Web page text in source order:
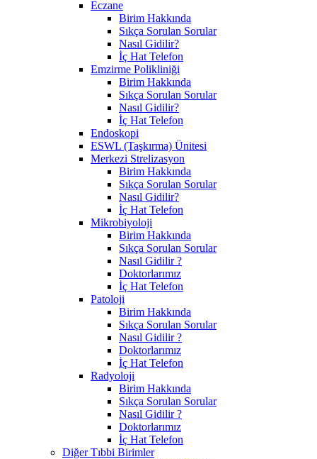
Eczane
Birim Hakkında
Sıkça Sorulan Sorular
Nasıl Gidilir?
İç Hat Telefon
Emzirme Polikliniği
Birim Hakkında
Sıkça Sorulan Sorular
Nasıl Gidilir?
İç Hat Telefon
Endoskopi
ESWL (Taşkırma) Ünitesi
Merkezi Strelizasyon
Birim Hakkında
Sıkça Sorulan Sorular
Nasıl Gidilir?
İç Hat Telefon
Mikrobiyoloji
Birim Hakkında
Sıkça Sorulan Sorular
Nasıl Gidilir ?
Doktorlarımız
İç Hat Telefon
Patoloji
Birim Hakkında
Sıkça Sorulan Sorular
Nasıl Gidilir ?
Doktorlarımız
İç Hat Telefon
Radyoloji
Birim Hakkında
Sıkça Sorulan Sorular
Nasıl Gidilir ?
Doktorlarımız
İç Hat Telefon
Diğer Tıbbi Birimler